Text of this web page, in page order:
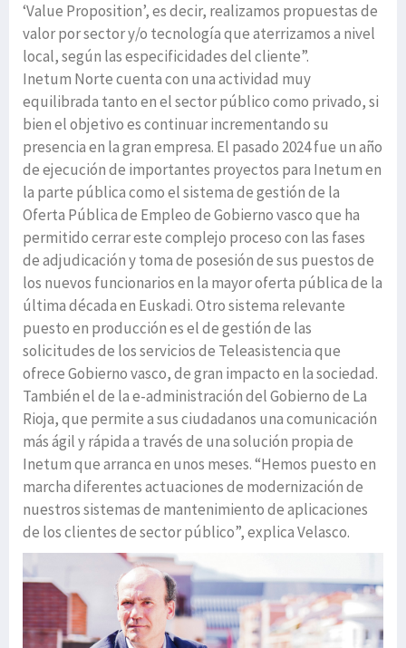
‘Value Proposition’, es decir, realizamos propuestas de
valor por sector y/o tecnología que aterrizamos a nivel
local, según las especificidades del cliente”.
Inetum Norte cuenta con una actividad muy
equilibrada tanto en el sector público como privado, si
bien el objetivo es continuar incrementando su
presencia en la gran empresa. El pasado 2024 fue un año
de ejecución de importantes proyectos para Inetum en
la parte pública como el sistema de gestión de la
Oferta Pública de Empleo de Gobierno vasco que ha
permitido cerrar este complejo proceso con las fases
de adjudicación y toma de posesión de sus puestos de
los nuevos funcionarios en la mayor oferta pública de la
última década en Euskadi. Otro sistema relevante
puesto en producción es el de gestión de las
solicitudes de los servicios de Teleasistencia que
ofrece Gobierno vasco, de gran impacto en la sociedad.
También el de la e-administración del Gobierno de La
Rioja, que permite a sus ciudadanos una comunicación
más ágil y rápida a través de una solución propia de
Inetum que arranca en unos meses. “Hemos puesto en
marcha diferentes actuaciones de modernización de
nuestros sistemas de mantenimiento de aplicaciones
de los clientes de sector público”, explica Velasco.